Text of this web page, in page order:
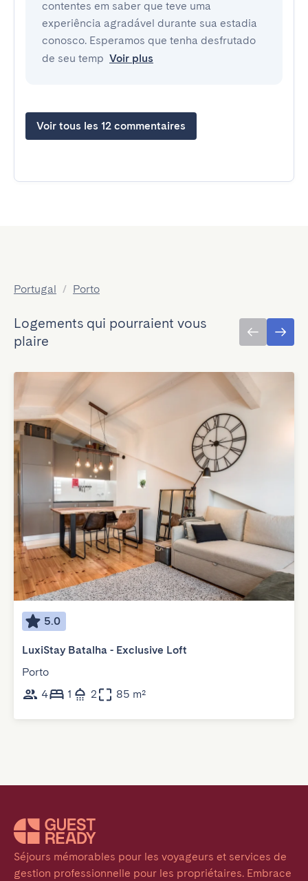
contentes em saber que teve uma
experiência agradável durante sua estadia
conosco. Esperamos que tenha desfrutado
de seu temp Voir plus
Voir tous les 12 commentaires
Portugal / Porto
Logements qui pourraient vous
plaire
5.0
LuxiStay Batalha - Exclusive Loft
Porto
4
1 2 85 m²
Séjours mémorables pour les voyageurs et services de
gestion professionnelle pour les propriétaires. Embrace